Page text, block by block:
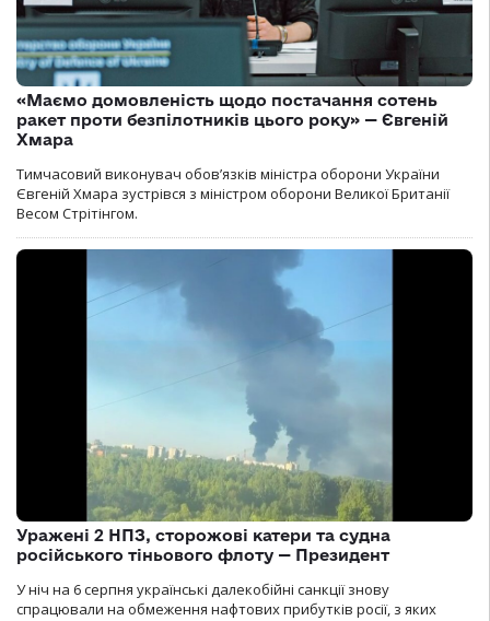
«Маємо домовленість щодо постачання сотень
ракет проти безпілотників цього року» — Євгеній
Хмара
Тимчасовий виконувач обов’язків міністра оборони України
Євгеній Хмара зустрівся з міністром оборони Великої Британії
Весом Стрітінгом.
Уражені 2 НПЗ, сторожові катери та судна
російського тіньового флоту — Президент
У ніч на 6 серпня українські далекобійні санкції знову
спрацювали на обмеження нафтових прибутків росії, з яких